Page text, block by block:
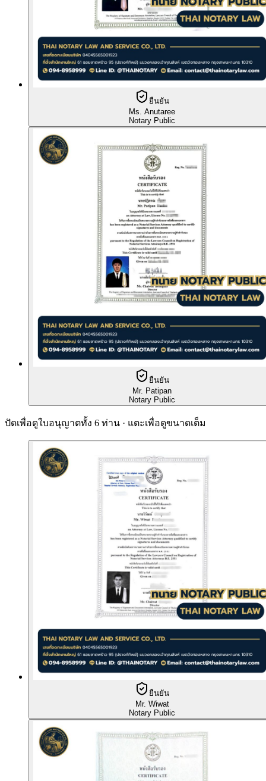
ยืนยัน
Ms. Anutaree
Notary Public
ยืนยัน
Mr. Patipan
Notary Public
ปัดเพื่อดูใบอนุญาตทั้ง 6 ท่าน · แตะเพื่อดูขนาดเต็ม
ยืนยัน
Mr. Wiwat
Notary Public